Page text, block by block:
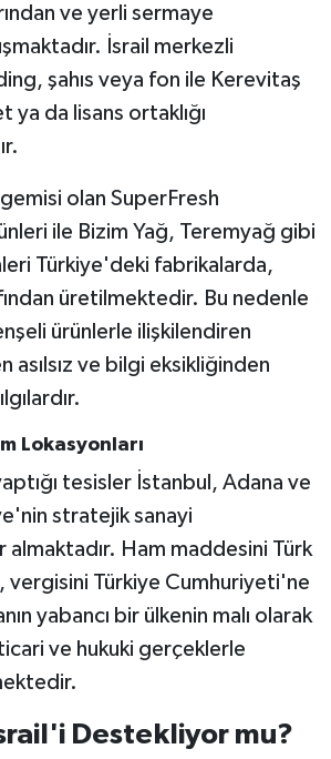
ve yerli sermaye
İsrail merkezli
şahıs veya fon ile Kerevitaş
ya da lisans ortaklığı
olan SuperFresh
ile Bizim Yağ, Teremyağ gibi
Türkiye'deki fabrikalarda,
üretilmektedir. Bu nedenle
ürünlerle ilişkilendiren
asılsız ve bilgi eksikliğinden
Lokasyonları
tesisler İstanbul, Adana ve
stratejik sanayi
Ham maddesini Türk
vergisini Türkiye Cumhuriyeti'ne
yabancı bir ülkenin malı olarak
ve hukuki gerçeklerle
Destekliyor mu?